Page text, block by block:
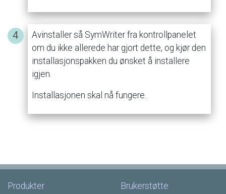
Avinstaller så SymWriter fra kontrollpanelet
om du ikke allerede har gjort dette, og kjør den
installasjonspakken du ønsket å installere
igjen.
Installasjonen skal nå fungere.
Produkter Brukerstøtte